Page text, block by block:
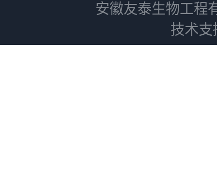
安徽友泰生物工程
技术